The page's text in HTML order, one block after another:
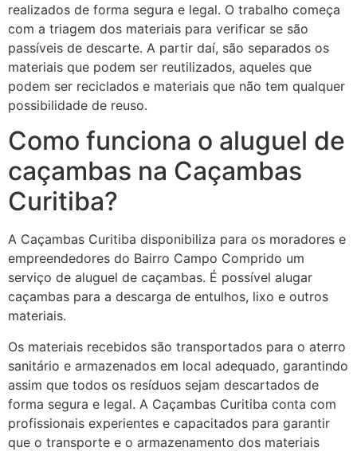
realizados de forma segura e legal. O trabalho começa
com a triagem dos materiais para verificar se são
passíveis de descarte. A partir daí, são separados os
materiais que podem ser reutilizados, aqueles que
podem ser reciclados e materiais que não tem qualquer
possibilidade de reuso.
Como funciona o aluguel de
caçambas na Caçambas
Curitiba?
A Caçambas Curitiba disponibiliza para os moradores e
empreendedores do Bairro Campo Comprido um
serviço de aluguel de caçambas. É possível alugar
caçambas para a descarga de entulhos, lixo e outros
materiais.
Os materiais recebidos são transportados para o aterro
sanitário e armazenados em local adequado, garantindo
assim que todos os resíduos sejam descartados de
forma segura e legal. A Caçambas Curitiba conta com
profissionais experientes e capacitados para garantir
que o transporte e o armazenamento dos materiais